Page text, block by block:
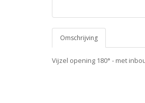
Omschrijving
Vijzel opening 180° - met